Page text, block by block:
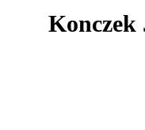
Konczek